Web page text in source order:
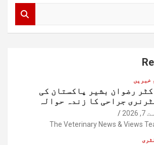
خبریں
رضوان بشیر پاکستان کی
جراحی کا زندہ حوالہ
2026
The Veterinary News & Views